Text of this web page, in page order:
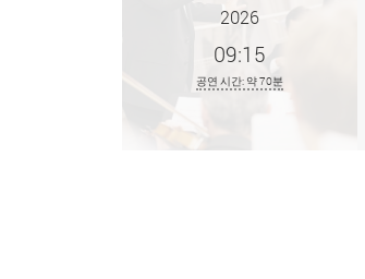
2026
09:15
공연 시간: 약 70분